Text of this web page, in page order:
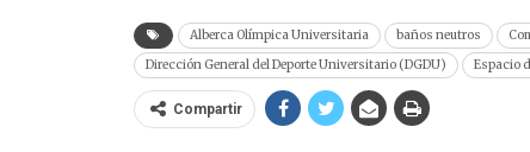
Alberca Olímpica Universitaria baños neutros
Dirección General del Deporte Universitario (DGDU)
Espacio
Compartir